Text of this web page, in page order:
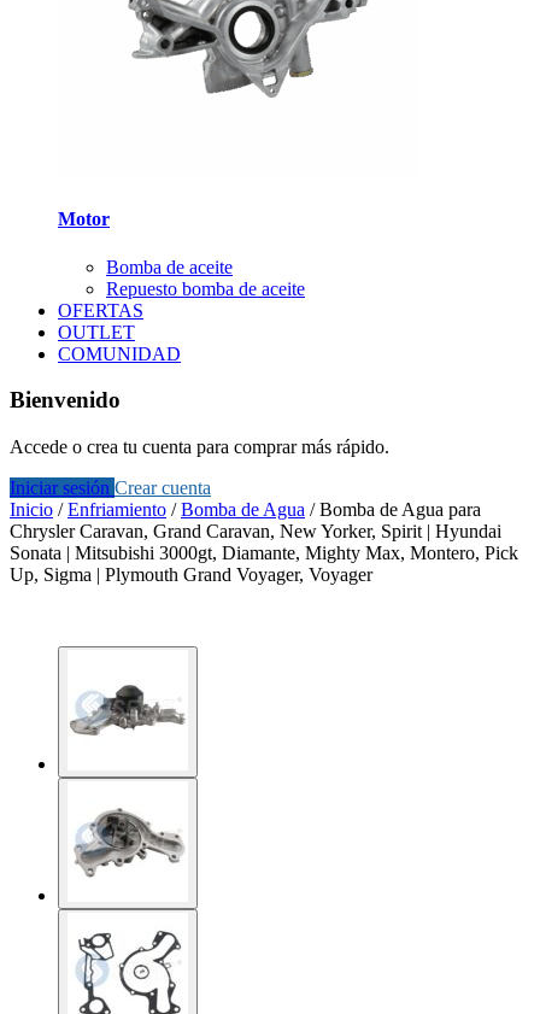
Motor
Bomba de aceite
Repuesto bomba de aceite
OFERTAS
OUTLET
COMUNIDAD
Bienvenido
Accede o crea tu cuenta para comprar más rápido.
Iniciar sesión Crear cuenta
Inicio /Enfriamiento /Bomba de Agua /Bomba de Agua para
Chrysler Caravan, Grand Caravan, New Yorker, Spirit | Hyundai
Sonata | Mitsubishi 3000gt, Diamante, Mighty Max, Montero, Pick
Up, Sigma | Plymouth Grand Voyager, Voyager